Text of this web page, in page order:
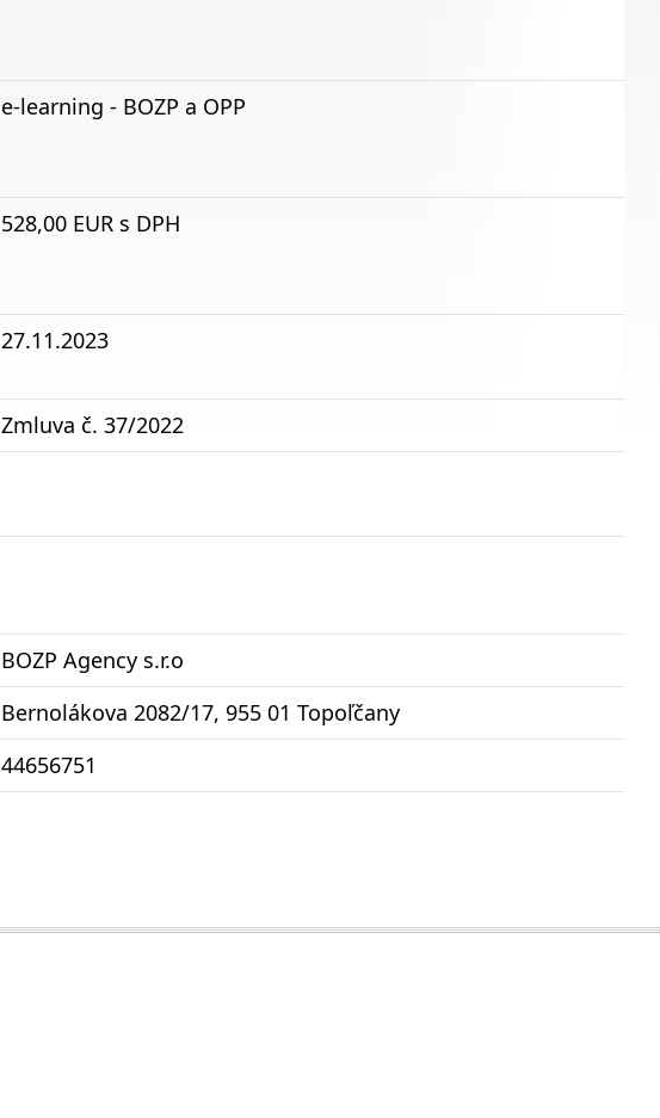
e-learning - BOZP a OPP
528,00 EUR s DPH
27.11.2023
Zmluva č. 37/2022
BOZP Agency s.r.o
Bernolákova 2082/17, 955 01 Topoľčany
44656751